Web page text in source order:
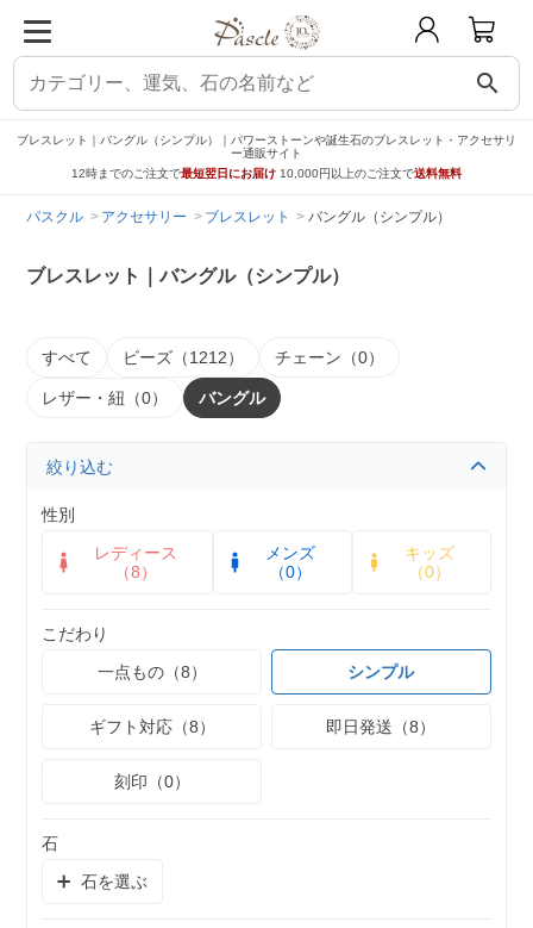
search
ブレスレット｜バングル（シンプル）｜パワーストーンや誕生石のブレスレット・アクセサリ
ー通販サイト
12時までのご注文で最短翌日にお届け 10,000円以上のご注文で送料無料
パスクル アクセサリー ブレスレット バングル（シンプル）
ブレスレット｜バングル（シンプル）
すべて ビーズ（1212） チェーン（0）
レザー・紐（0） バングル
絞り込む
性別
レディース
（8）
メンズ
（0）
キッズ
（0）
こだわり
一点もの（8）
シンプル
ギフト対応（8） 即日発送（8）
刻印（0）
石
石を選ぶ